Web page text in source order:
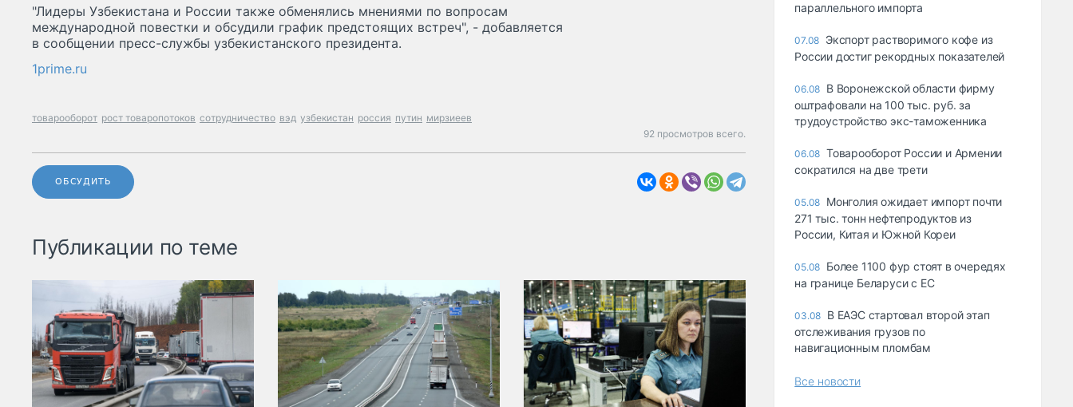
"Лидеры Узбекистана и России также обменялись мнениями по вопросам
международной повестки и обсудили график предстоящих встреч", - добавляется
в сообщении пресс-службы узбекистанского президента.
1prime.ru
товарооборот рост товаропотоков сотрудничество вэд узбекистан россия путин мирзиеев
92 просмотров всего.
ОБСУДИТЬ
Публикации по теме
параллельного импорта
07.08 Экспорт растворимого кофе из
России достиг рекордных показателей
06.08 В Воронежской области фирму
оштрафовали на 100 тыс. руб. за
трудоустройство экс-таможенника
06.08 Товарооборот России и Армении
сократился на две трети
05.08 Монголия ожидает импорт почти
271 тыс. тонн нефтепродуктов из
России, Китая и Южной Кореи
05.08 Более 1100 фур стоят в очередях
на границе Беларуси с ЕС
03.08 В ЕАЭС стартовал второй этап
отслеживания грузов по
навигационным пломбам
Все новости